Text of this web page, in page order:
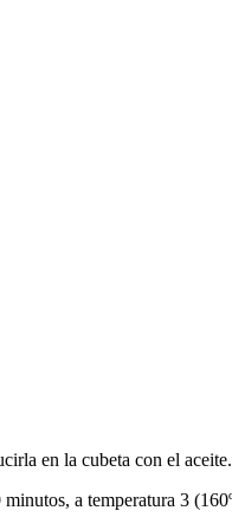
en la cubeta con el aceite.
a temperatura 3